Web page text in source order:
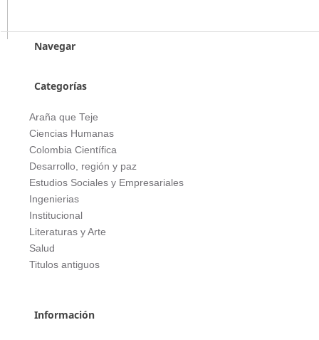
Navegar
Categorías
Araña que Teje
Ciencias Humanas
Colombia Científica
Desarrollo, región y paz
Estudios Sociales y Empresariales
Ingenierias
Institucional
Literaturas y Arte
Salud
Titulos antiguos
Información